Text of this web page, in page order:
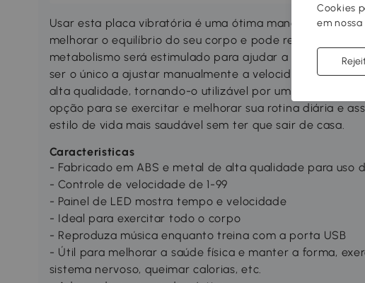
Usar esta placa vibratória é uma ótima maneira de
melhorar o equilíbrio do seu corpo e pode reduzir a
metabolismo será estimulado para ajudar a tornar seu
ser o único a ajustar manualmente a velocidade de 1 a
alta qualidade, tornando-o utilizável por um longo
opção para se exercitar e melhorar sua rotina diária e
estilo de vida mais saudável sem ter que sair de casa.
Caracteristicas
- Fabricado em ABS e metal de alta qualidade para uso
- Controle de velocidade de 1-99
- Painel de LED mostra tempo e velocidade
- Ideal para exercitar todo o corpo
- Reproduza música enquanto treina com a porta USB
- Útil para melhorar a saúde física e manter a forma,
sistema nervoso, queimar calorias, etc.
Cookies
em nossa